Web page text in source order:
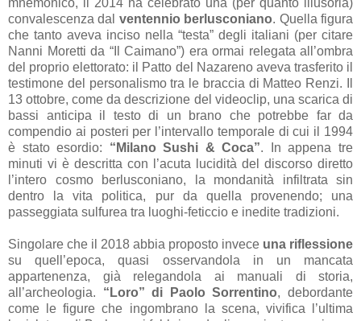
convalescenza dal ventennio berlusconiano. Quella figura
che tanto aveva inciso nella “testa” degli italiani (per citare
Nanni Moretti da “Il Caimano”) era ormai relegata all’ombra
del proprio elettorato: il Patto del Nazareno aveva trasferito il
testimone del personalismo tra le braccia di Matteo Renzi. Il
13 ottobre, come da descrizione del videoclip, una scarica di
bassi anticipa il testo di un brano che potrebbe far da
compendio ai posteri per l’intervallo temporale di cui il 1994
è stato esordio: “Milano Sushi & Coca”. In appena tre
minuti vi è descritta con l’acuta lucidità del discorso diretto
l’intero cosmo berlusconiano, la mondanità infiltrata sin
dentro la vita politica, pur da quella provenendo; una
passeggiata sulfurea tra luoghi-feticcio e inedite tradizioni.
Singolare che il 2018 abbia proposto invece una riflessione
su quell’epoca, quasi osservandola in un mancata
appartenenza, già relegandola ai manuali di storia,
all’archeologia. “Loro” di Paolo Sorrentino, debordante
come le figure che ingombrano la scena, vivifica l’ultima